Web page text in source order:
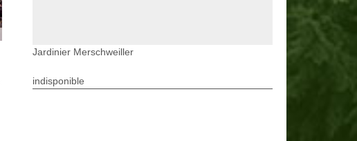
Jardinier Merschweiller
indisponible